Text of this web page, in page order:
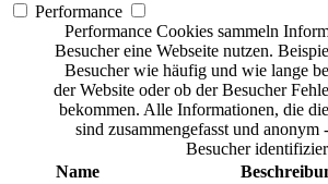
Performance
Performance Cookies sammeln
Besucher eine Webseite nutzen.
Besucher wie häufig und wie lange
der Website oder ob der Besucher
bekommen. Alle Informationen, die
sind zusammengefasst und anonym
Besucher
Name